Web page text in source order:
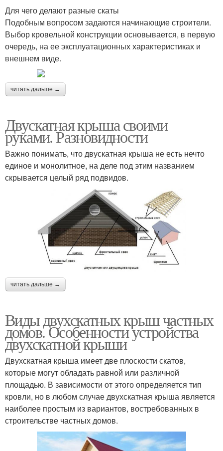
Для чего делают разные скаты
Подобным вопросом задаются начинающие строители.
Выбор кровельной конструкции основывается, в первую
очередь, на ее эксплуатационных характеристиках и
внешнем виде.
читать дальше →
Двускатная крыша своими
руками. Разновидности
Важно понимать, что двускатная крыша не есть нечто
единое и монолитное, на деле под этим названием
скрывается целый ряд подвидов.
читать дальше →
Виды двухскатных крыш частных
домов. Особенности устройства
двухскатной крыши
Двухскатная крыша имеет две плоскости скатов,
которые могут обладать равной или различной
площадью. В зависимости от этого определяется тип
кровли, но в любом случае двухскатная крыша является
наиболее простым из вариантов, востребованных в
строительстве частных домов.